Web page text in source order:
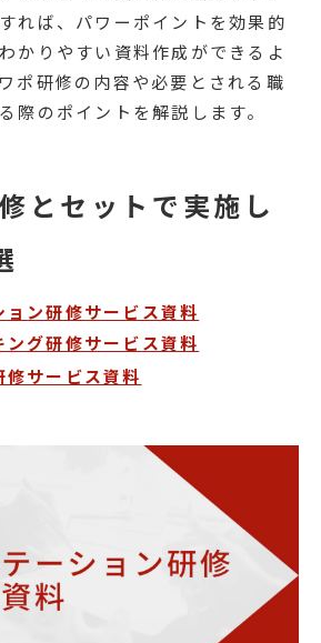
れば、パワーポイントを効果的
かりやすい資料作成ができるよ
ポ研修の内容や必要とされる職
際のポイントを解説します。
とセットで実施し
ョン研修サービス資料
ング研修サービス資料
修サービス資料